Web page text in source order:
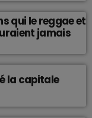
qui le reggae et
jamais
la capitale